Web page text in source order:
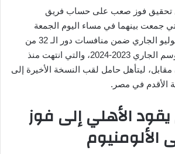
تحقيق فوز صعب على حساب فريق
جمعت بينهما في مساء اليوم الجمعة
الموافق 19 من شهر يوليو الجاري ضمن منافسات دور الـ 32 من
بطولة كأس مصر للموسم الجاري 2023-2024، والتي انتهت منذ
ليتأهل حامل لقب النسخة الأخيرة إلى
الأهلي إلى فوز